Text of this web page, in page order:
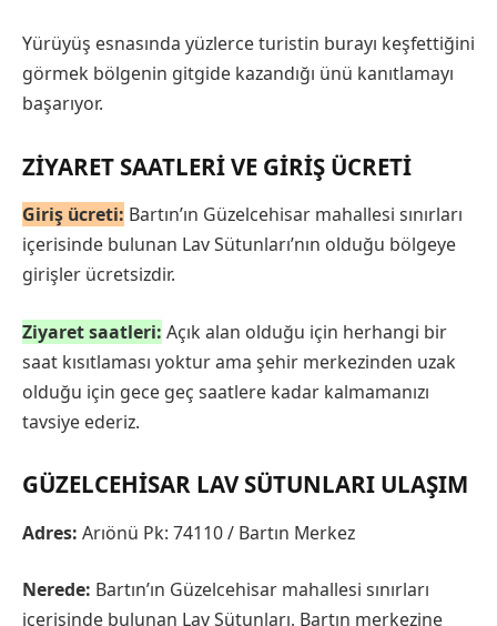
Yürüyüş esnasında yüzlerce turistin burayı keşfettiğini
görmek bölgenin gitgide kazandığı ünü kanıtlamayı
başarıyor.
ZIYARET SAATLERI VE GIRIŞ ÜCRETI
Giriş ücreti: Bartın’ın Güzelcehisar mahallesi sınırları
içerisinde bulunan Lav Sütunları’nın olduğu bölgeye
girişler ücretsizdir.
Ziyaret saatleri: Açık alan olduğu için herhangi bir
saat kısıtlaması yoktur ama şehir merkezinden uzak
olduğu için gece geç saatlere kadar kalmamanızı
tavsiye ederiz.
GÜZELCEHISAR LAV SÜTUNLARI ULAŞIM
Adres: Arıönü Pk: 74110 / Bartın Merkez
Nerede: Bartın’ın Güzelcehisar mahallesi sınırları
içerisinde bulunan Lav Sütunları, Bartın merkezine